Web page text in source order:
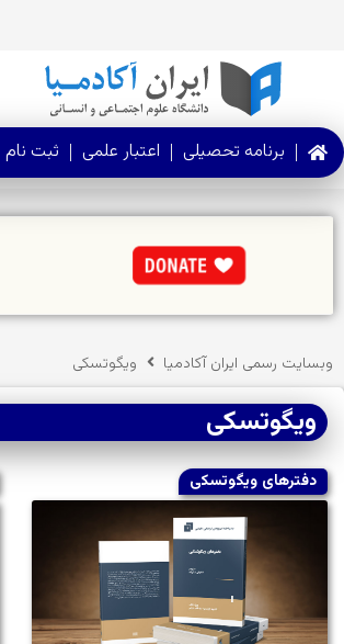
برنامه تحصیلی اعتبار علمی ثبت نام
وبسایت رسمی ایران آکادمیا ویگوتسکی
ویگوتسکی
دفترهای ویگوتسکی